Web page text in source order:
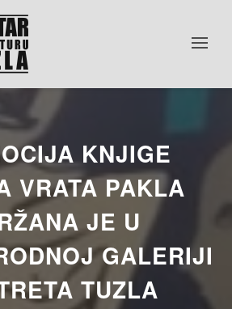
KNJIGE
VRATA PAKLA
JE U
GALERIJI
TUZLA